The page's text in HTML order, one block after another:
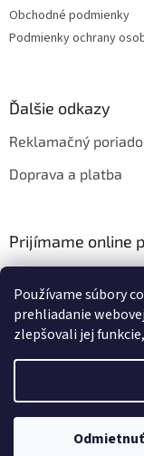
Používame súbory
prehliadanie
zlepšovali jej
Odmietnuť
Obchodné podmienky
Podmienky ochrany
Ďalšie odkazy
Reklamačný
Doprava a platba
Prijímame online
Copyright 2026HIFIZA